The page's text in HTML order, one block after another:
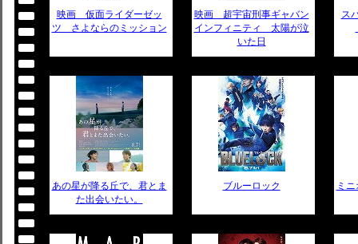
映画 仮面ライダーゼッ
ツ さよならのミッション
映画 超宇宙刑事ギャバン
インフィニティ 太陽が泣
いた日
ス
あの星が降る丘で、君とま
た出会いたい。
ブルーロック ミ